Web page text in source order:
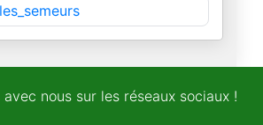
10/2025
nous sur les réseaux sociaux !